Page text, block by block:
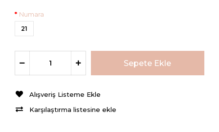
Numara
21
Alışveriş Listeme Ekle
Karşılaştırma listesine ekle